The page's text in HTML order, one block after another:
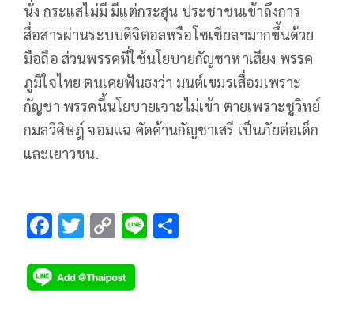
นั่ง กระแสไม่มี มีแต่กระสุน ประชาชนเข้าถึงการ
สื่อสารผ่านระบบดิจิตอลหรือโซเชียลฯมากขึ้นด้วย
มือถือ ส่วนพรรคที่ใช้นโยบายกัญชาหาเสียง พรรค
ภูมิใจไทย ตนเคยฟันธงว่า มนต์เขมรเสื่อมเพราะ
กัญชา พรรคนี้นโยบายเจาะไม่เข้า ตายเพราะชูวิทย์
กมลวิศิษฎ์ จอมแฉ คัดค้านกัญชาเสรี เป็นภัยต่อเด็ก
และเยาวชน.
F
e
b
T
tt
er
C
p
y
Li